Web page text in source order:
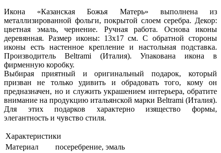
Икона «Казанская Божья Матерь» выполнена из
металлизированной фольги, покрытой слоем серебра. Декор:
цветная эмаль, чернение. Ручная работа. Основа иконы
деревянная. Размер иконы: 13х17 см. С обратной стороны
иконы есть настенное крепление и настольная подставка.
Производитель Beltrami (Италия). Упакована икона в
фирменную коробку.
Выбирая приятный и оригинальный подарок, который
призван не только удивить и обрадовать того, кому он
предназначен, но и служить украшением интерьера, обратите
внимание на продукцию итальянской марки Beltrami (Италия).
Для этих подарков характерно изящество формы,
элегантность и чувство стиля.
Характеристики
Материал
посеребрение, эмаль